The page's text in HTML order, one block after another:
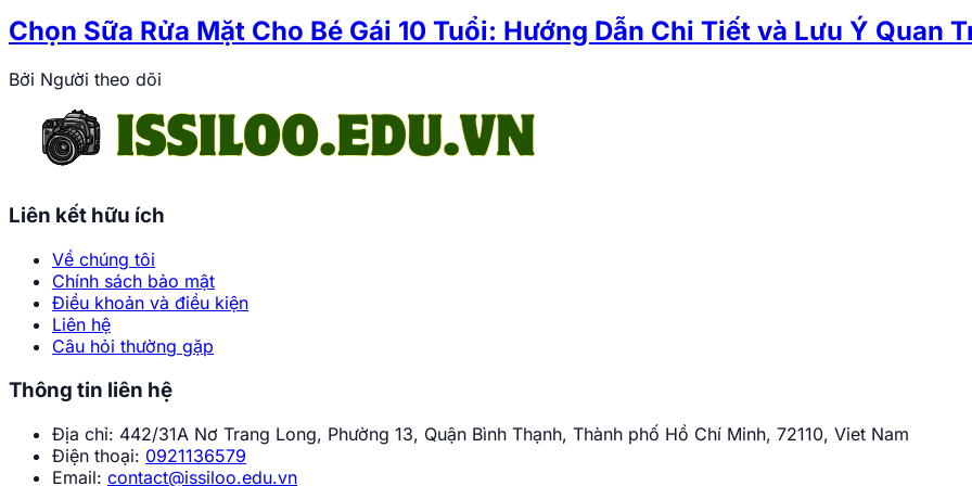
Chọn Sữa Rửa Mặt Cho Bé Gái 10 Tuổi: Hướng Dẫn Chi Tiết và Lưu Ý Quan
Bởi Người theo dõi
Liên kết hữu ích
Về chúng tôi
Chính sách bảo mật
Điều khoản và điều kiện
Liên hệ
Câu hỏi thường gặp
Thông tin liên hệ
Địa chỉ: 442/31A Nơ Trang Long, Phường 13, Quận Bình Thạnh, Thành phố Hồ Chí Minh, 72110, Viet Nam
Điện thoại: 0921136579
Email: contact@issiloo.edu.vn